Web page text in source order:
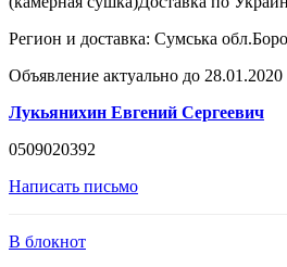
Регион и доставка: Сумська
Объявление актуально до 28.01.2020
Лукьянихин Евгений Сергеевич
0509020392
Написать письмо
В блокнот